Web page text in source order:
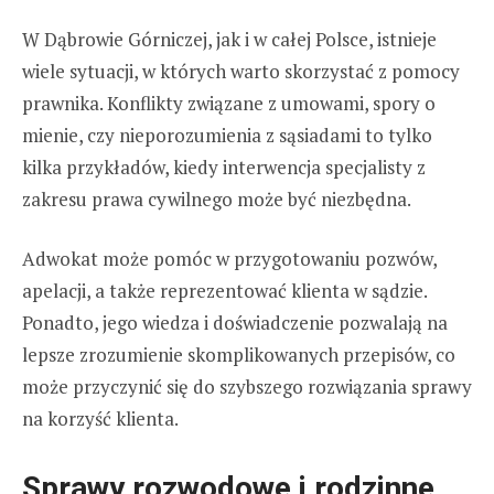
W Dąbrowie Górniczej, jak i w całej Polsce, istnieje
wiele sytuacji, w których warto skorzystać z pomocy
prawnika. Konflikty związane z umowami, spory o
mienie, czy nieporozumienia z sąsiadami to tylko
kilka przykładów, kiedy interwencja specjalisty z
zakresu prawa cywilnego może być niezbędna.
Adwokat może pomóc w przygotowaniu pozwów,
apelacji, a także reprezentować klienta w sądzie.
Ponadto, jego wiedza i doświadczenie pozwalają na
lepsze zrozumienie skomplikowanych przepisów, co
może przyczynić się do szybszego rozwiązania sprawy
na korzyść klienta.